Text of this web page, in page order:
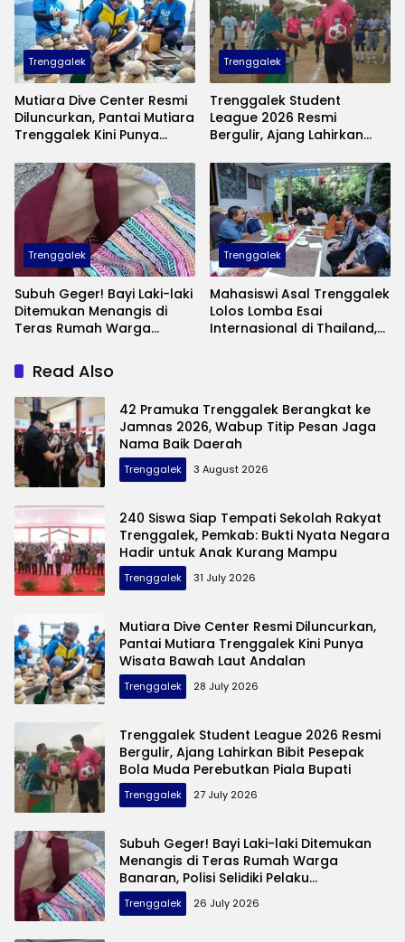
Trenggalek
Mutiara Dive Center Resmi
Diluncurkan, Pantai Mutiara
Trenggalek Kini Punya
Andalan
Trenggalek
Trenggalek Student
League 2026 Resmi
Bergulir, Ajang Lahirkan
Perebutkan Piala Bupati
Trenggalek
Subuh Geger! Bayi Laki-laki
Ditemukan Menangis di
Teras Rumah Warga
Pelaku Pembuangan
Trenggalek
Mahasiswi Asal Trenggalek
Lolos Lomba Esai
Internasional di Thailand,
Read Also
42 Pramuka Trenggalek Berangkat ke
Jamnas 2026, Wabup Titip Pesan Jaga
Nama Baik Daerah
Trenggalek 3 August 2026
240 Siswa Siap Tempati Sekolah Rakyat
Trenggalek, Pemkab: Bukti Nyata Negara
Hadir untuk Anak Kurang Mampu
Trenggalek 31 July 2026
Mutiara Dive Center Resmi Diluncurkan,
Pantai Mutiara Trenggalek Kini Punya
Wisata Bawah Laut Andalan
Trenggalek 28 July 2026
Trenggalek Student League 2026 Resmi
Bergulir, Ajang Lahirkan Bibit Pesepak
Bola Muda Perebutkan Piala Bupati
Trenggalek 27 July 2026
Subuh Geger! Bayi Laki-laki Ditemukan
Menangis di Teras Rumah Warga
Banaran, Polisi Selidiki Pelaku
Pembuangan
Trenggalek 26 July 2026